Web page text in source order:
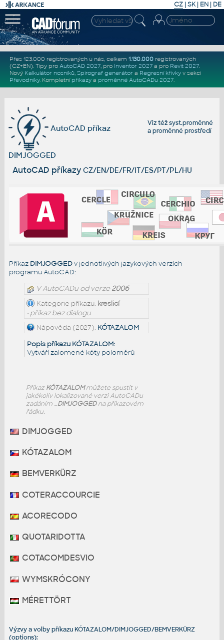
CZ | SK| EN | DE
Přes 123.000 registrovaných u nás, celkem 1.130.000registrovaných
(CZ+EN). Tipy pro AutoCAD 2027, pro Inventor 2027a pro Revit 2027.
Nový Kalkulátor nosníků, Spirograf generátor a Regresní křivkyv sekci
Převodníky. Kompletní příkazya proměnné AutoCADu 2027.
Viz téžsyst.proměnné
aproměnné prostředí
AutoCAD příkaz
DIMJOGGED
AutoCAD příkazy CZ/EN/DE/FR/IT/ES/PT/PL/HU
Příkaz DIMJOGGEDv jednotlivých jazykových verzích
programu AutoCAD:
V AutoCADu od verze2006
Kategorie příkazu: kreslicí
• příkaz bez dialogu
Nápověda (2027): KÓTAZALOM
Popis příkazu KÓTAZALOM:
Vytváří zalomené kóty poloměrů
PříkazKÓTAZALOMmůžete spustit v
jakékoliv lokalizované verzi AutoCADu
zadáním _DIMJOGGEDna příkazovém
řádku.
DIMJOGGED
KÓTAZALOM
BEMVERKÜRZ
COTERACCOURCIE
ACORECODO
QUOTARIDOTTA
COTACOMDESVIO
WYMSKRÓCONY
MÉRETTÖRT
Výzvy a volby příkazu KÓTAZALOM/DIMJOGGED/BEMVERKÜRZ
(options):